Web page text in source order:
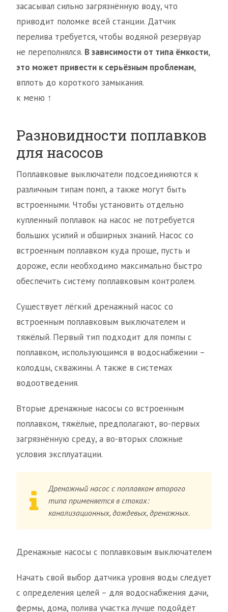
засасывал сильно загрязнённую воду, что
приводит поломке всей станции. Датчик
перелива требуется, чтобы водяной резервуар
не переполнялся. В зависимости от типа ёмкости,
это может привести к серьёзным проблемам,
вплоть до короткого замыкания.
к меню ↑
Разновидности поплавков
для насосов
Поплавковые выключатели подсоединяются к
различным типам помп, а также могут быть
встроенными. Чтобы установить отдельно
купленный поплавок на насос не потребуется
больших усилий и обширных знаний. Насос со
встроенным поплавком куда проще, пусть и
дороже, если необходимо максимально быстро
обеспечить систему поплавковым контролем.
Существует лёгкий дренажный насос со
встроенным поплавковым выключателем и
тяжёлый. Первый тип подходит для помпы с
поплавком, использующимся в водоснабжении –
колодцы, скважины. А также в системах
водоотведения.
Вторые дренажные насосы со встроенным
поплавком, тяжёлые, предполагают, во-первых
загрязнённую среду, а во-вторых сложные
условия эксплуатации.
Дренажный насос с поплавком второго
типа применяется в стоках:
канализационных, дождевых, дренажных.
Дренажные насосы с поплавковым выключателем
Начать свой выбор датчика уровня воды следует
с определения целей – для водоснабжения дачи,
фермы, дома, полива участка лучше подойдёт